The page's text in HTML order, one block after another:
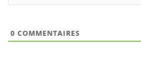
0 COMMENTAIRES